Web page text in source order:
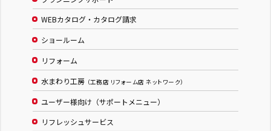
WEBカタログ・カタログ請求
ショールーム
リフォーム
水まわり工房 （工務店 リフォーム店 ネットワーク）
ユーザー様向け（サポートメニュー）
リフレッシュサービス